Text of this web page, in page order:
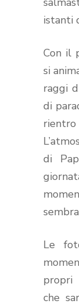
istanti
Con il
si
raggi
di
rientro
di
Le
propri
che